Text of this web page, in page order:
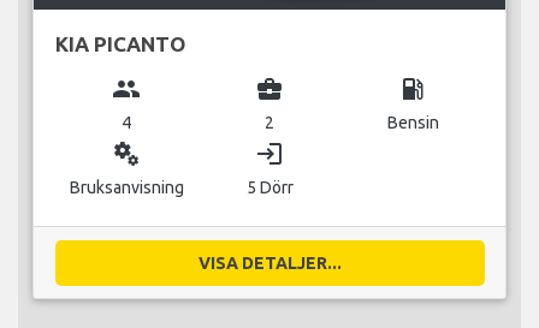
KIA PICANTO
group
4
business_center
2
local_gas_station
Bensin
miscellaneous_services
Bruksanvisning
login
5 Dörr
VISA DETALJER...